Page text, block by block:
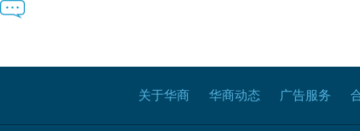
关于华商 华商动态 广告服务